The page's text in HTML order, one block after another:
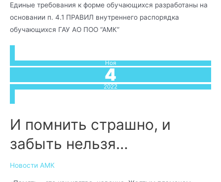
Единые требования к форме обучающихся разработаны на
основании п. 4.1 ПРАВИЛ внутреннего распорядка
обучающихся ГАУ АО ПОО “АМК”
Ноя
4
2022
И помнить страшно, и
забыть нельзя…
Новости АМК